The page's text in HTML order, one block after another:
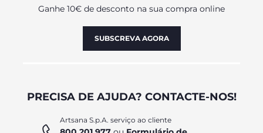
Ganhe 10€ de desconto na sua compra online
SUBSCREVA AGORA
PRECISA DE AJUDA? CONTACTE-NOS!
Artsana S.p.A. serviço ao cliente